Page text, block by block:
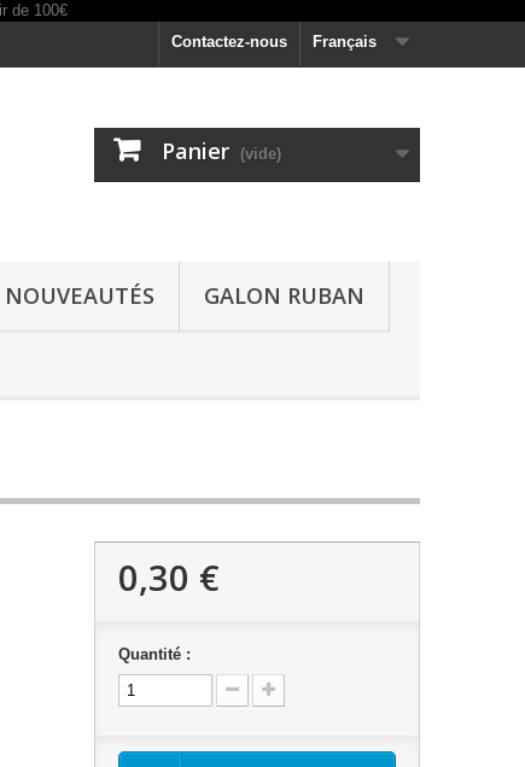
Français
Contactez-nous
Panier (vide)
NOUVEAUTÉS GALON RUBAN
0,30 €
Quantité :